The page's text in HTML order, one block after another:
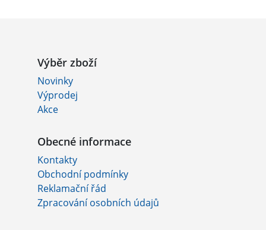
Výběr zboží
Novinky
Výprodej
Akce
Obecné informace
Kontakty
Obchodní podmínky
Reklamační řád
Zpracování osobních údajů